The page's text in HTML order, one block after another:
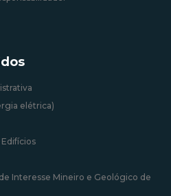
elétrica)
Interesse Mineiro e Geológico de